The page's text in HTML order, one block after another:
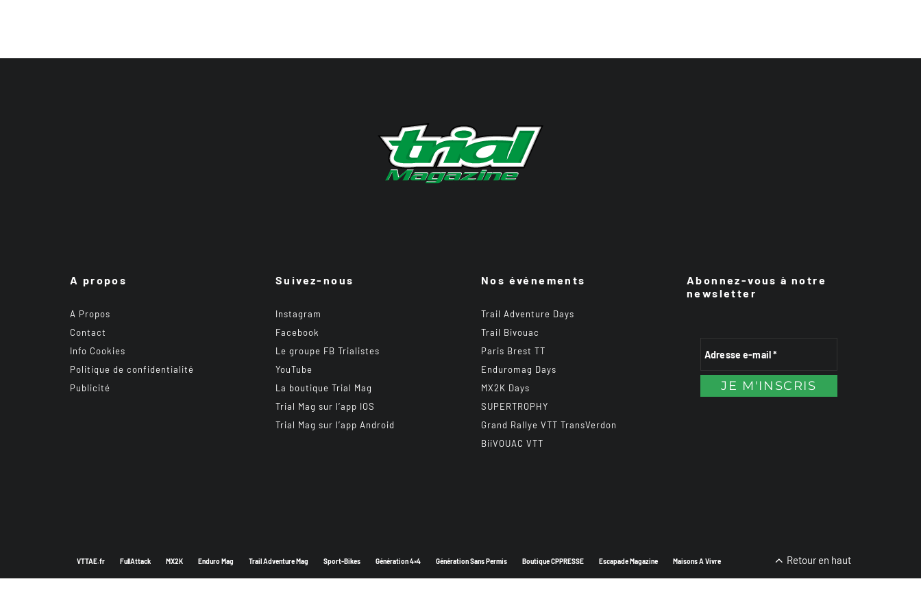
A propos
A Propos
Contact
Info Cookies
Politique de confidentialité
Publicité
Suivez-nous
Instagram
Facebook
Le groupe FB Trialistes
YouTube
La boutique Trial Mag
Trial Mag sur l’app IOS
Trial Mag sur l’app Android
Nos événements
Trail Adventure Days
Trail Bivouac
Paris Brest TT
Enduromag Days
MX2K Days
SUPERTROPHY
Grand Rallye VTT TransVerdon
BiiVOUAC VTT
Abonnez-vous à notre
newsletter
VTTAE.fr FullAttack MX2K Enduro Mag Trail Adventure Mag Sport-Bikes Génération 4×4 Génération Sans Permis Boutique CPPRESSE Escapade Magazine Maisons A Vivre Retour en haut